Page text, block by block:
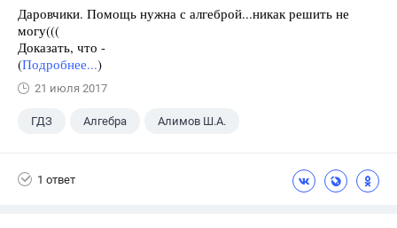
Даровчики. Помощь нужна с алгеброй...никак решить не
могу(((
Доказать, что -
(Подробнее...)
21 июля 2017
ГДЗ Алгебра Алимов Ш.А.
1 ответ